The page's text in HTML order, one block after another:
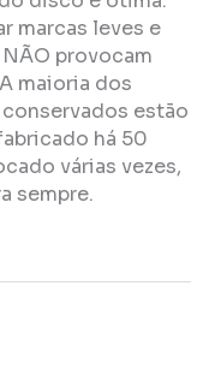
marcas leves e
provocam
maioria dos
estão
há 50
várias vezes,
sempre.